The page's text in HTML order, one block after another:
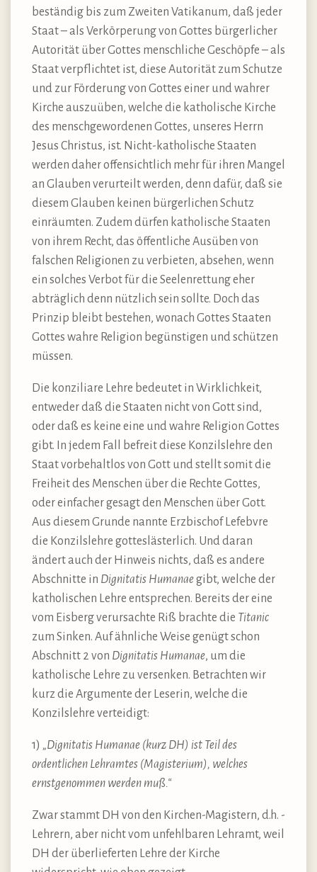
beständig bis zum Zweiten Vatikanum, daß jeder
Staat – als Verkörperung von Gottes bürgerlicher
Autorität über Gottes menschliche Geschöpfe – als
Staat verpflichtet ist, diese Autorität zum Schutze
und zur Förderung von Gottes einer und wahrer
Kirche auszuüben, welche die katholische Kirche
des menschgewordenen Gottes, unseres Herrn
Jesus Christus, ist. Nicht-katholische Staaten
werden daher offensichtlich mehr für ihren Mangel
an Glauben verurteilt werden, denn dafür, daß sie
diesem Glauben keinen bürgerlichen Schutz
einräumten. Zudem dürfen katholische Staaten
von ihrem Recht, das öffentliche Ausüben von
falschen Religionen zu verbieten, absehen, wenn
ein solches Verbot für die Seelenrettung eher
abträglich denn nützlich sein sollte. Doch das
Prinzip bleibt bestehen, wonach Gottes Staaten
Gottes wahre Religion begünstigen und schützen
müssen.
Die konziliare Lehre bedeutet in Wirklichkeit,
entweder daß die Staaten nicht von Gott sind,
oder daß es keine eine und wahre Religion Gottes
gibt. In jedem Fall befreit diese Konzilslehre den
Staat vorbehaltlos von Gott und stellt somit die
Freiheit des Menschen über die Rechte Gottes,
oder einfacher gesagt den Menschen über Gott.
Aus diesem Grunde nannte Erzbischof Lefebvre
die Konzilslehre gotteslästerlich. Und daran
ändert auch der Hinweis nichts, daß es andere
Abschnitte in Dignitatis Humanaegibt, welche der
katholischen Lehre entsprechen. Bereits der eine
vom Eisberg verursachte Riß brachte die Titanic
zum Sinken. Auf ähnliche Weise genügt schon
Abschnitt 2 von Dignitatis Humanae, um die
katholische Lehre zu versenken. Betrachten wir
kurz die Argumente der Leserin, welche die
Konzilslehre verteidigt:
1) „Dignitatis Humanae (kurz DH) ist Teil des
ordentlichen Lehramtes (Magisterium), welches
ernstgenommen werden muß.“
Zwar stammt DH von den Kirchen-Magistern, d.h. -
Lehrern, aber nicht vom unfehlbaren Lehramt, weil
DH der überlieferten Lehre der Kirche